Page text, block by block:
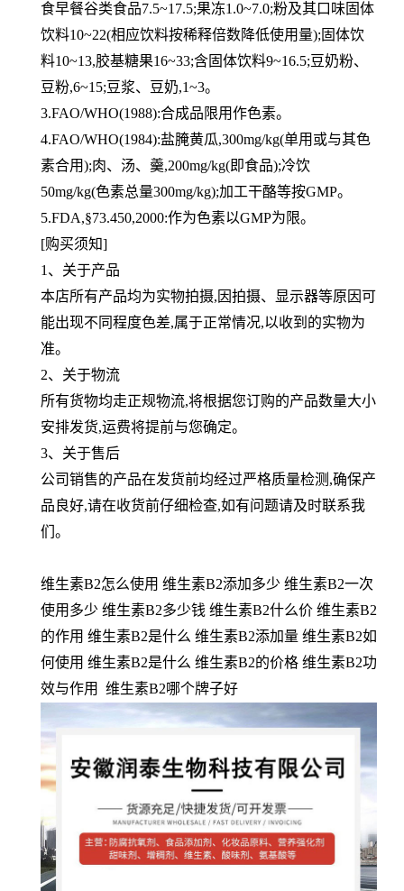
食早餐谷类食品7.5~17.5;果冻1.0~7.0;粉及其口味固体
饮料10~22(相应饮料按稀释倍数降低使用量);固体饮
料10~13,胶基糖果16~33;含固体饮料9~16.5;豆奶粉、
豆粉,6~15;豆浆、豆奶,1~3。
3.FAO/WHO(1988):合成品限用作色素。
4.FAO/WHO(1984):盐腌黄瓜,300mg/kg(单用或与其色
素合用);肉、汤、羹,200mg/kg(即食品);冷饮
50mg/kg(色素总量300mg/kg);加工干酪等按GMP。
5.FDA,§73.450,2000:作为色素以GMP为限。
[购买须知]
1、关于产品
本店所有产品均为实物拍摄,因拍摄、显示器等原因可
能出现不同程度色差,属于正常情况,以收到的实物为
准。
2、关于物流
所有货物均走正规物流,将根据您订购的产品数量大小
安排发货,运费将提前与您确定。
3、关于售后
公司销售的产品在发货前均经过严格质量检测,确保产
品良好,请在收货前仔细检查,如有问题请及时联系我
们。
维生素B2怎么使用 维生素B2添加多少 维生素B2一次
使用多少 维生素B2多少钱 维生素B2什么价 维生素B2
的作用 维生素B2是什么 维生素B2添加量 维生素B2如
何使用 维生素B2是什么 维生素B2的价格 维生素B2功
效与作用 维生素B2哪个牌子好